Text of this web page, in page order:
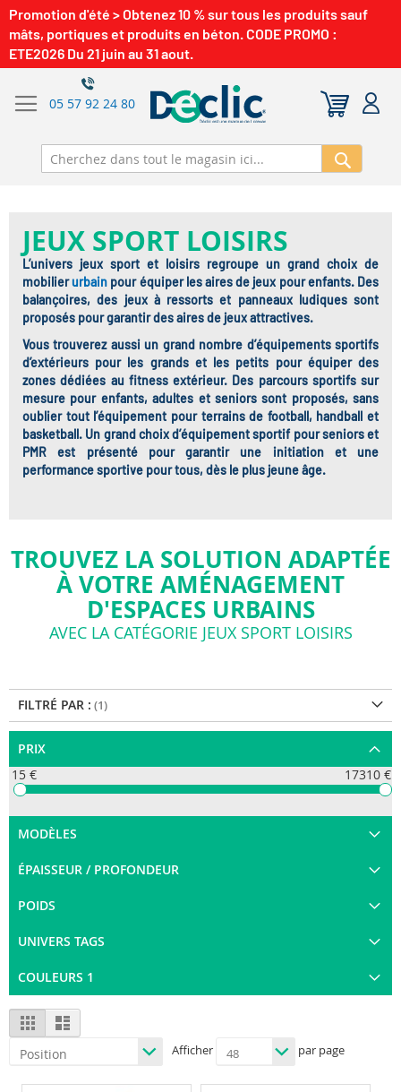
Promotion d'été > Obtenez 10 % sur tous les produits sauf
mâts, portiques et produits en béton. CODE PROMO :
ETE2026 Du 21 juin au 31 aout.
05 57 92 24 80
JEUX SPORT LOISIRS
L’univers jeux sport et loisirs regroupe un grand choix de
mobilierurbain pour équiper les aires de jeux pour enfants. Des
balançoires, des jeux à ressorts et panneaux ludiques sont
proposés pour garantir des aires de jeux attractives.
Vous trouverez aussi un grand nombre d’équipements sportifs
d’extérieurs pour les grands et les petits pour équiper des
zones dédiées au fitness extérieur. Des parcours sportifs sur
mesure pour enfants, adultes et seniors sont proposés, sans
oublier tout l’équipement pour terrains de football, handball et
basketball. Un grand choix d’équipement sportif pour seniors et
PMR est présenté pour garantir une initiation et une
performance sportive pour tous, dès le plus jeune âge.
TROUVEZ LA SOLUTION ADAPTÉE
À VOTRE AMÉNAGEMENT
D'ESPACES URBAINS
AVEC LA CATÉGORIE JEUX SPORT LOISIRS
View
as
Grid List
Afficher par page
FILTRÉ PAR :
PRIX
15 €
17310 €
MODÈLES
ÉPAISSEUR / PROFONDEUR
POIDS
UNIVERS TAGS
COULEURS 1